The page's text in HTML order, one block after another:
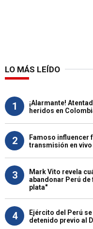
LO MÁS LEÍDO
1
¡Alarmante!
heridos en
2
Famoso influencer
transmisión en
3
Mark Vito revela
abandonar Perú
plata"
4
Ejército del Perú
detenido previo al